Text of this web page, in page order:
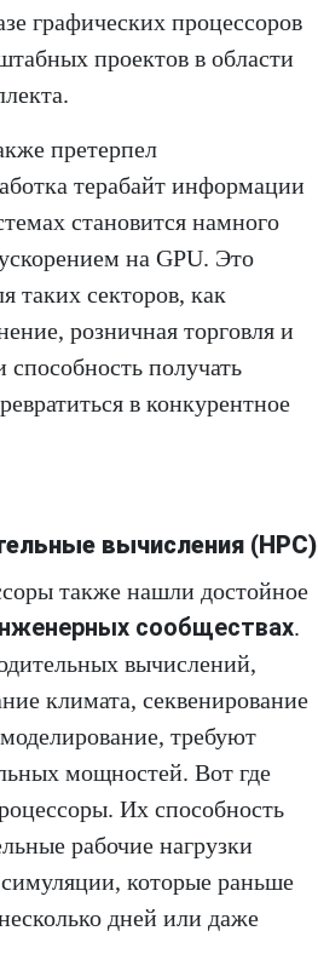
графических процессоров
проектов в области
претерпел
терабайт информации
становится намного
на GPU. Это
таких секторов, как
розничная торговля и
способность получать
в конкурентное
вычисления (HPC)
также нашли достойное
сообществах.
вычислений,
климата, секвенирование
требуют
мощностей. Вот где
Их способность
рабочие нагрузки
которые раньше
дней или даже